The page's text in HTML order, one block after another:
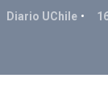
Diario UChile